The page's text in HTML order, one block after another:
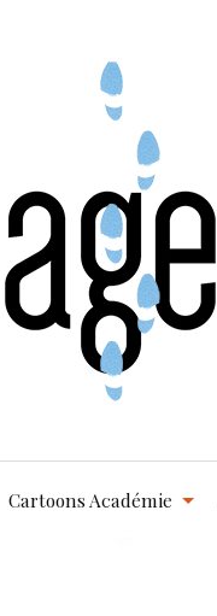
Cartoons Académie